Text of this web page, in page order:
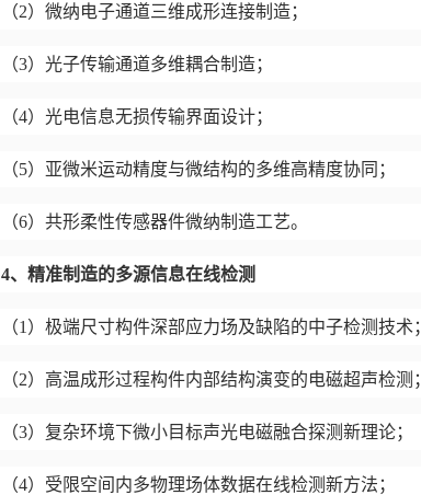
（2）微纳电子通道三维成形连接制造；
（3）光子传输通道多维耦合制造；
（4）光电信息无损传输界面设计；
（5）亚微米运动精度与微结构的多维高精度协同；
（6）共形柔性传感器件微纳制造工艺。
4、 精准制造的多源信息在线检测
（1）极端尺寸构件深部应力场及缺陷的中子检测技术；
（2）高温成形过程构件内部结构演变的电磁超声检测；
（3）复杂环境下微小目标声光电磁融合探测新理论；
（4）受限空间内多物理场体数据在线检测新方法；